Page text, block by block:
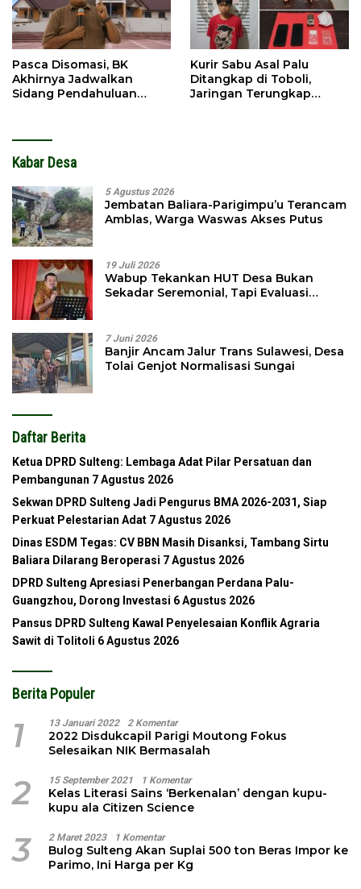
Pasca Disomasi, BK
Akhirnya Jadwalkan
Sidang Pendahuluan
Kurir Sabu Asal Palu
Ditangkap di Toboli,
Jaringan Terungkap
Kabar Desa
5 Agustus 2026
Jembatan Baliara-Parigimpu’u Terancam
Amblas, Warga Waswas Akses Putus
19 Juli 2026
Wabup Tekankan HUT Desa Bukan
Sekadar Seremonial, Tapi Evaluasi
7 Juni 2026
Banjir Ancam Jalur Trans Sulawesi, Desa
Tolai Genjot Normalisasi Sungai
Daftar Berita
Ketua DPRD Sulteng: Lembaga Adat Pilar Persatuan dan
Pembangunan 7 Agustus 2026
Sekwan DPRD Sulteng Jadi Pengurus BMA 2026-2031, Siap
Perkuat Pelestarian Adat 7 Agustus 2026
Dinas ESDM Tegas: CV BBN Masih Disanksi, Tambang Sirtu
Baliara Dilarang Beroperasi 7 Agustus 2026
DPRD Sulteng Apresiasi Penerbangan Perdana Palu-
Guangzhou, Dorong Investasi 6 Agustus 2026
Pansus DPRD Sulteng Kawal Penyelesaian Konflik Agraria
Sawit di Tolitoli 6 Agustus 2026
Berita Populer
1 13 Januari 2022 2 Komentar
2022 Disdukcapil Parigi Moutong Fokus
Selesaikan NIK Bermasalah
2 15 September 2021 1 Komentar
Kelas Literasi Sains ‘Berkenalan’ dengan kupu-
kupu ala Citizen Science
3 2 Maret 2023 1 Komentar
Bulog Sulteng Akan Suplai 500 ton Beras Impor ke
Parimo, Ini Harga per Kg